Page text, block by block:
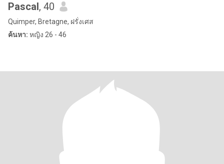
Pascal, 40
Quimper, Bretagne, ฝรั่งเศส
ค้นหา: หญิง 26 - 46